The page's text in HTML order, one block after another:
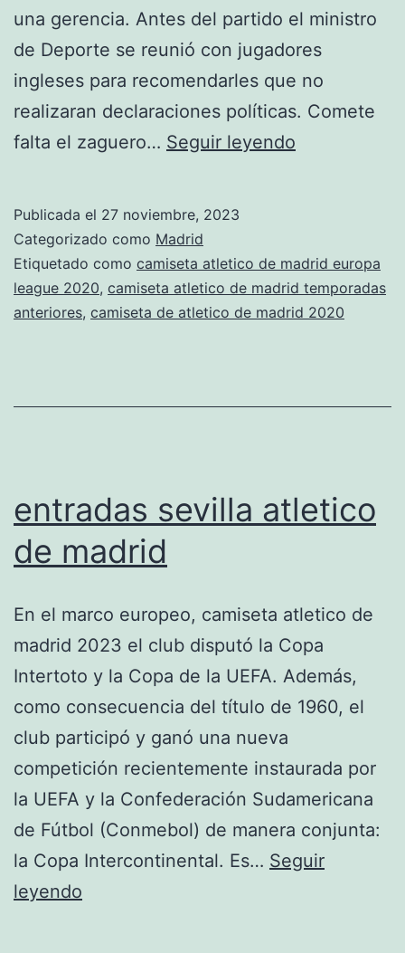
una gerencia. Antes del partido el ministro
de Deporte se reunió con jugadores
ingleses para recomendarles que no
realizaran declaraciones políticas. Comete
falta el zaguero… Seguir leyendo
2016
barata
Publicada el 27 noviembre, 2023
Categorizado como Madrid
Etiquetado como camiseta atletico de madrid europa
league 2020, camiseta atletico de madrid temporadas
anteriores, camiseta de atletico de madrid 2020
entradas sevilla atletico
de madrid
En el marco europeo, camiseta atletico de
madrid 2023 el club disputó la Copa
Intertoto y la Copa de la UEFA. Además,
como consecuencia del título de 1960, el
club participó y ganó una nueva
competición recientemente instaurada por
la UEFA y la Confederación Sudamericana
de Fútbol (Conmebol) de manera conjunta:
la Copa Intercontinental. Es… Seguir
leyendo